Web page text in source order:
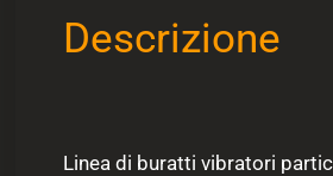
Descrizione
Linea di buratti vibratori